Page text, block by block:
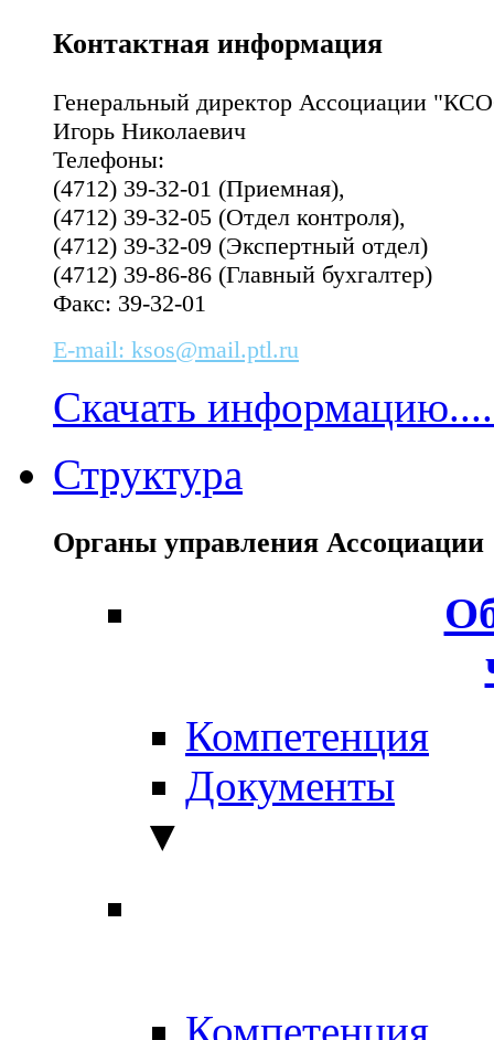
Контактная информация
Генеральный директор Ассоциации
Игорь Николаевич
Телефоны:
(4712) 39-32-01 (Приемная),
(4712) 39-32-05 (Отдел контроля),
(4712) 39-32-09 (Экспертный отдел)
(4712) 39-86-86 (Главный бухгалтер)
Факс: 39-32-01
E-mail: ksos@mail.ptl.ru
Скачать
Структура
Органы управления
Компетенция
Документы
▼
Компетенция